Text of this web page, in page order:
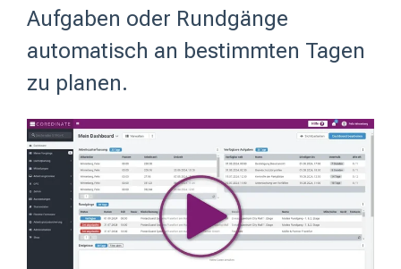
Aufgaben oder Rundgänge
automatisch an bestimmten Tagen
zu planen.